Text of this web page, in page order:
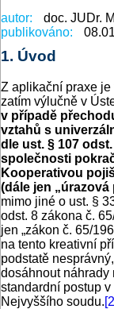
autor:
doc. JUDr.
publikováno:
1. Úvod
Z aplikační praxe
zatím výlučně v
v případě
vztahů s
dle ust. § 107
společnosti
Kooperativou
(dále jen
mimo jiné o ust. §
odst. 8 zákona č.
jen „zákon č. 65/
na tento kreativní
podstatě
dosáhnout náhrady
standardní postup
Nejvyššího soudu.